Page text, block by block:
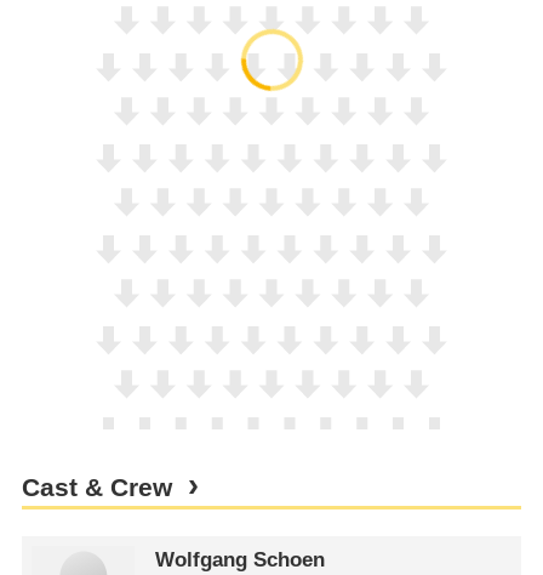
Cast & Crew
Wolfgang Schoen